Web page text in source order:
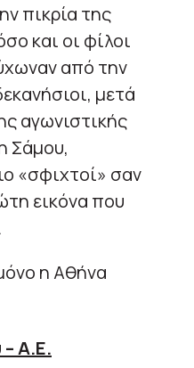
πικρία της
και οι φίλοι
από την
μετά
αγωνιστικής
Σάμου,
«σφιχτοί» σαν
εικόνα που
Α.Ε.